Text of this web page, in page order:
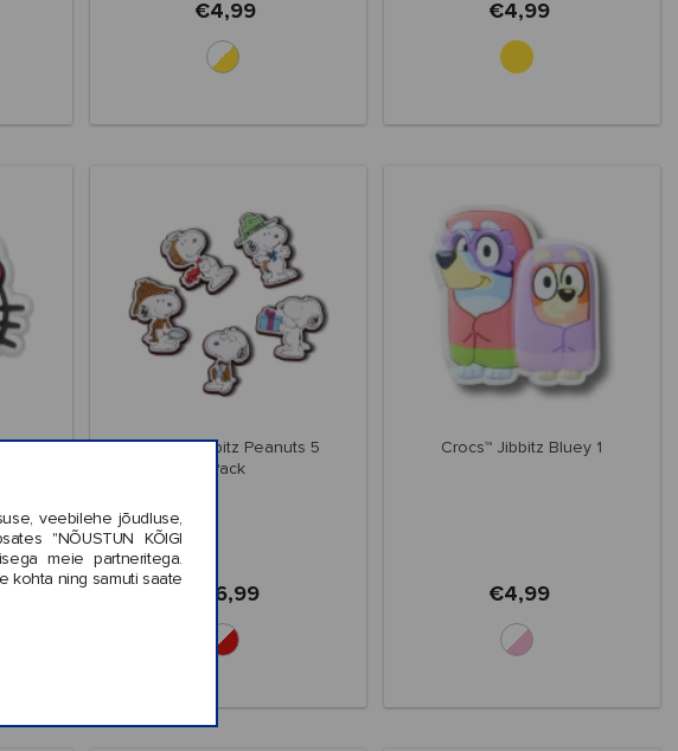
veebilehe jõudluse,
"NÕUSTUN KÕIGI
meie partneritega.
kohta ning samuti saate
€4,99 €4,99
Crocs™ Jibbitz Peanuts 5
Pack
€16,99
Crocs™ Jibbitz Bluey 1
€4,99